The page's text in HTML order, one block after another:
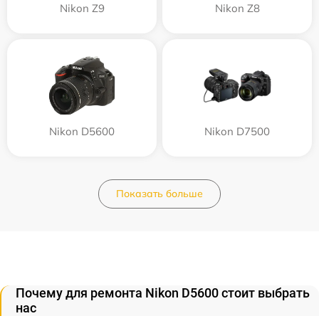
Nikon Z9 Nikon Z8
Nikon D5600 Nikon D7500
Показать больше
Почему для ремонта Nikon D5600 стоит выбрать
нас